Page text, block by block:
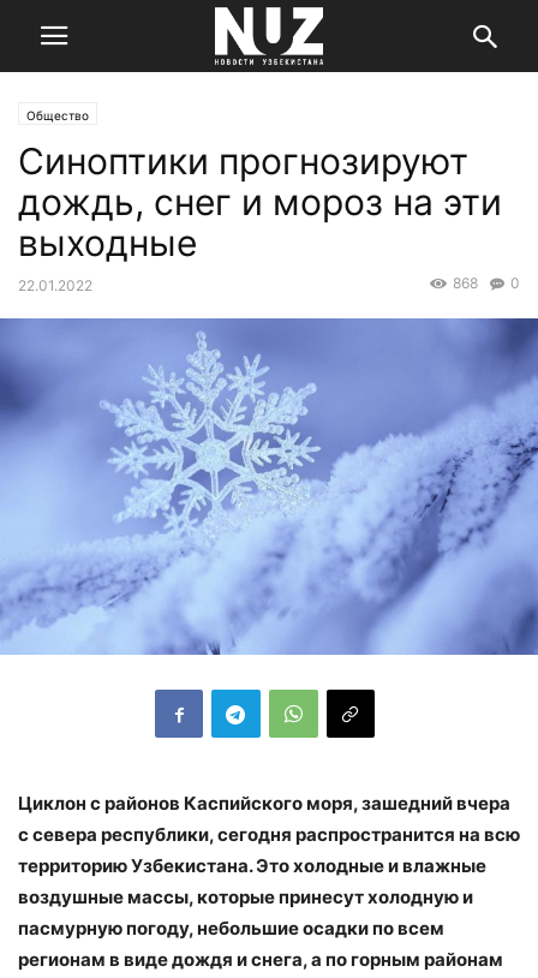
Общество
Синоптики прогнозируют
дождь, снег и мороз на эти
выходные
22.01.2022 0
868
Циклон с районов Каспийского моря, зашедний вчера
с севера республики, сегодня распространится на всю
территорию Узбекистана. Это холодные и влажные
воздушные массы, которые принесут холодную и
пасмурную погоду, небольшие осадки по всем
регионам в виде дождя и снега, а по горным районам